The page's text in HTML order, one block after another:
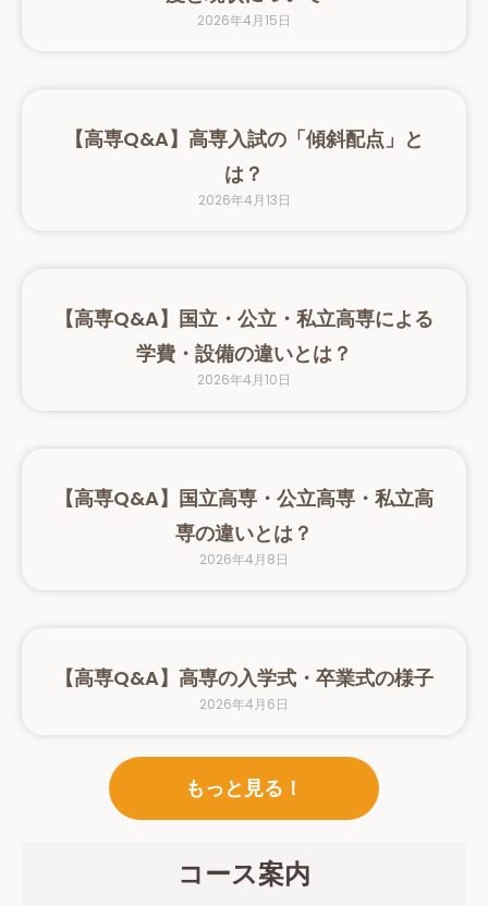
2026年4月15日
【高専Q&A】高専入試の「傾斜配点」と
は？
2026年4月13日
【高専Q&A】国立・公立・私立高専による
学費・設備の違いとは？
2026年4月10日
【高専Q&A】国立高専・公立高専・私立高
専の違いとは？
2026年4月8日
【高専Q&A】高専の入学式・卒業式の様子
2026年4月6日
もっと見る！
コース案内